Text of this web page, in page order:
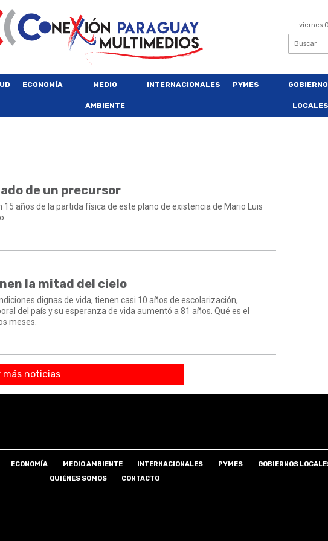
viernes
ECONOMÍA MEDIO
AMBIENTE
INTERNACIONALES PYMES
LOCALES
de un precursor
años de la partida física de este plano de existencia de Mario Luis
la mitad del cielo
dignas de vida, tienen casi 10 años de escolarización,
del país y su esperanza de vida aumentó a 81 años. Qué es el
meses.
más noticias
ECONOMÍA MEDIO AMBIENTE INTERNACIONALES PYMES GOBIERNOS
QUIÉNES SOMOS
CONTACTO